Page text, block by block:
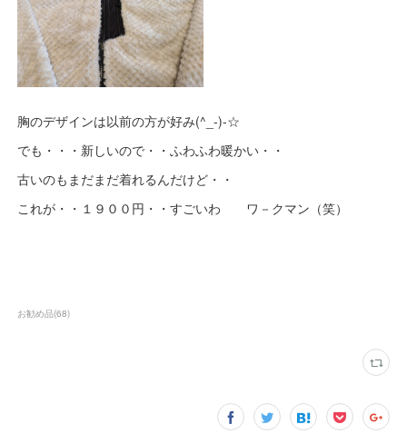
胸のデザインは以前の方が好み(^_-)-☆
でも・・・新しいので・・ふわふわ暖かい・・
古いのもまだまだ着れるんだけど・・
これが・・１９００円・・すごいわ ワ－クマン（笑）
お勧め品(68)